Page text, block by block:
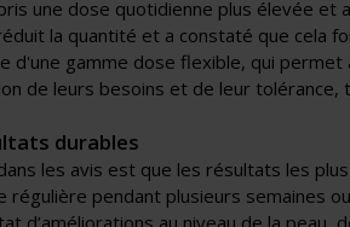
une dose quotidienne plus élevée et
la quantité et a constaté que cela
d'une gamme dose flexible, qui
de leurs besoins et de leur tolérance,
durables
les avis est que les résultats les
régulière pendant plusieurs semaines
d’améliorations au niveau de la peau,